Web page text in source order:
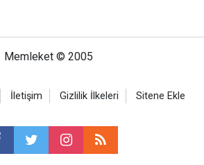
Memleket © 2005
İletişim Gizlilik İlkeleri Sitene Ekle